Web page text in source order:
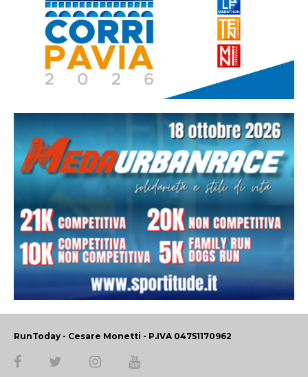
RunToday - Cesare Monetti - P.IVA 04751170962